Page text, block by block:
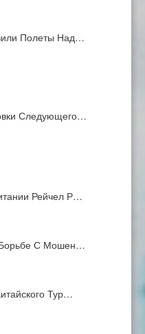
Полеты Над…
Следующего…
Рейчел Р…
Борьбе С Мошен…
Тур…